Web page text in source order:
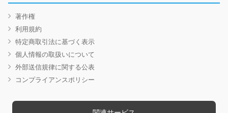
著作権
利用規約
特定商取引法に基づく表示
個人情報の取扱いについて
外部送信規律に関する公表
コンプライアンスポリシー